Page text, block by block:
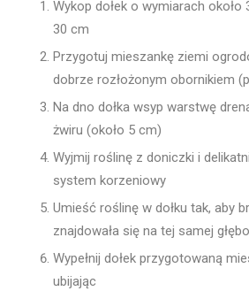
Wykop dołek o wymiarach około
30 cm
Przygotuj mieszankę ziemi
dobrze rozłożonym obornikiem
Na dno dołka wsyp warstwę
żwiru (około 5 cm)
Wyjmij roślinę z doniczki i
system korzeniowy
Umieść roślinę w dołku tak, aby
znajdowała się na tej samej
Wypełnij dołek przygotowaną
ubijając